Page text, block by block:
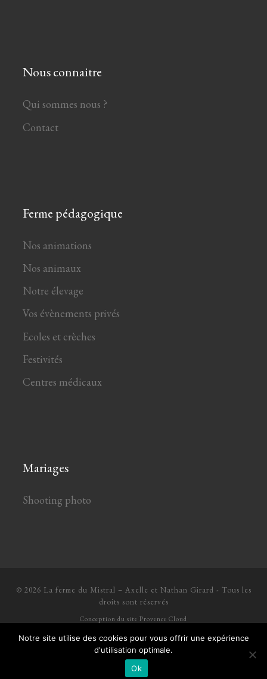
Nous connaitre
Qui sommes nous ?
Contact
Ferme pédagogique
Nos animations
Nos animaux
Notre élevage
Vos évènements privés
Ecoles et crèches
Festivités
Centres médicaux
Mariages
Shooting photo
© 2026 La ferme du Mistral – Axelle et Nathan Girard - Tous les
droits sont réservés
Conception du site Provence Cloud
Notre site utilise des cookies pour vous offrir une expérience
d'utilisation optimale.
Ok